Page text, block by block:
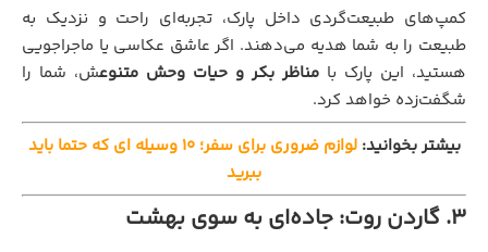
کمپ‌های طبیعت‌گردی داخل پارک، تجربه‌ای راحت و نزدیک به
طبیعت را به شما هدیه می‌دهند. اگر عاشق عکاسی یا ماجراجویی
هستید، این پارک با مناظر بکر و حیات وحش متنوعش، شما را
شگفت‌زده خواهد کرد.
بیشتر بخوانید:
لوازم ضروری برای سفر؛ ۱۰ وسیله ای که حتما باید
ببرید
۳. گاردن روت: جاده‌ای به سوی بهشت